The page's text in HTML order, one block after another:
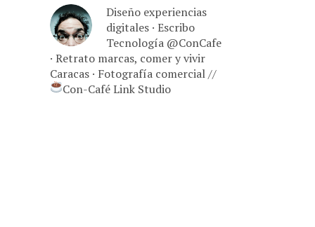
Diseño experiencias
digitales · Escribo
Tecnología @ConCafe
· Retrato marcas, comer y vivir
Caracas · Fotografía comercial //
Con-Café Link Studio